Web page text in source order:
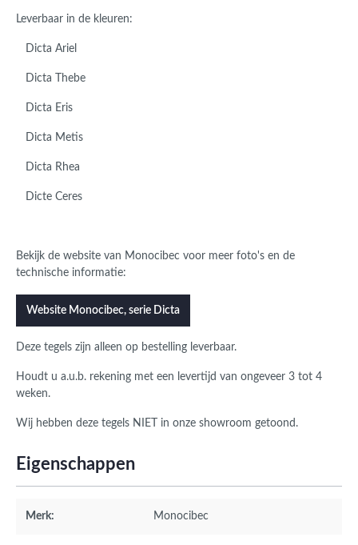
Leverbaar in de kleuren:
Dicta Ariel
Dicta Thebe
Dicta Eris
Dicta Metis
Dicta Rhea
Dicte Ceres
Bekijk de website van Monocibec voor meer foto's en de
technische informatie:
Website Monocibec, serie Dicta
Deze tegels zijn alleen op bestelling leverbaar.
Houdt u a.u.b. rekening met een levertijd van ongeveer 3 tot 4
weken.
Wij hebben deze tegels NIET in onze showroom getoond.
Eigenschappen
Merk: Monocibec